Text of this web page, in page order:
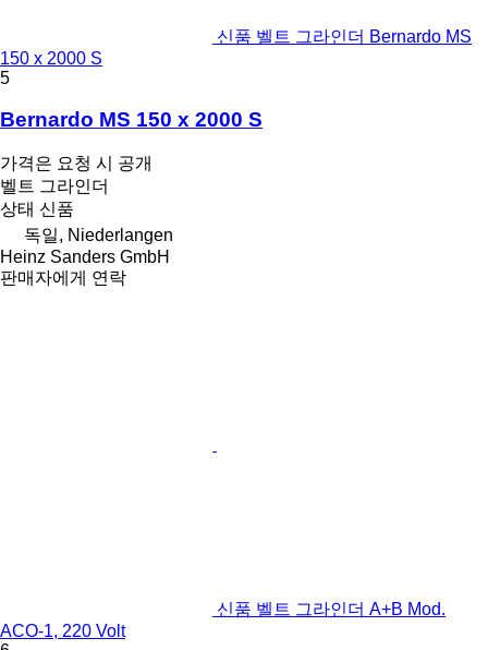
신품 벨트 그라인더 Bernardo MS
150 x 2000 S
5
Bernardo MS 150 x 2000 S
가격은 요청 시 공개
벨트 그라인더
상태 신품
독일, Niederlangen
Heinz Sanders GmbH
판매자에게 연락
신품 벨트 그라인더 A+B Mod.
ACO-1, 220 Volt